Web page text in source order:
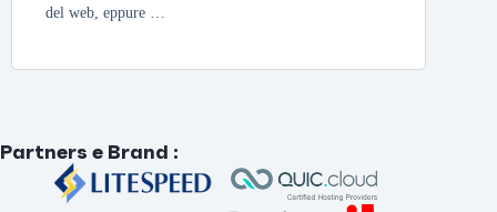
del web, eppure …
Partners e Brand :